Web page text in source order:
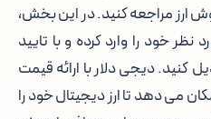
مراجعه کنید. در این بخش،
خود را وارد کرده و با تایید
کنید. دیجی دلار با ارائه قیمت
می دهد تا ارز دیجیتال خود را